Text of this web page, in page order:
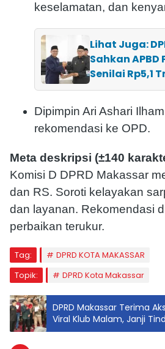
keselamatan, dan
Lihat Juga:
Sahkan APBD
Senilai Rp5,1
Dipimpin Ari Ashari
rekomendasi ke OPD.
Meta deskripsi (±140
Komisi D DPRD Makassar
dan RS. Soroti kelayakan
dan layanan. Rekomendasi
perbaikan terukur.
Tag:
DPRD KOTA MAKASSAR
Topik:
DPRD Kota Makassar
DPRD Makassar Terima
Viral Klub Malam, Janji
RDP